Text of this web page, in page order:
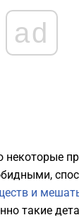
ad
некоторые
и
такие